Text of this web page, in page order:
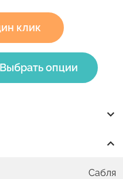
клик
Выбрать опции
Сабля